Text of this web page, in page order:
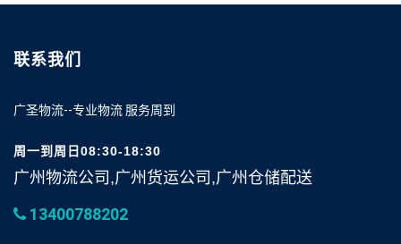
联系我们
广圣物流--专业物流 服务周到
周一到周日08:30-18:30
广州物流公司,广州货运公司,广州仓储配送
13400788202